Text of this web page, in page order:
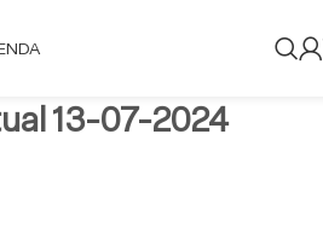
13-07-2024